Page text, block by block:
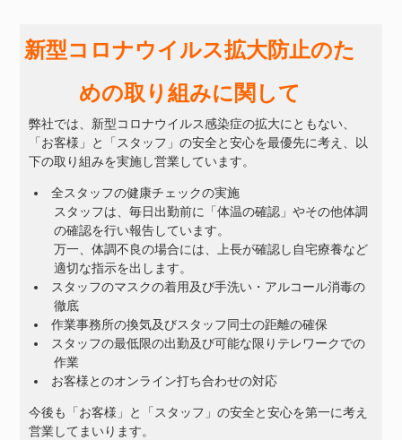
新型コロナウイルス拡大防止のた
めの取り組みに関して
弊社では、新型コロナウイルス感染症の拡大にともない、
「お客様」と「スタッフ」の安全と安心を最優先に考え、以
下の取り組みを実施し営業しています。
全スタッフの健康チェックの実施
スタッフは、毎日出勤前に「体温の確認」やその他体調
の確認を行い報告しています。
万一、体調不良の場合には、上長が確認し自宅療養など
適切な指示を出します。
スタッフのマスクの着用及び手洗い・アルコール消毒の
徹底
作業事務所の換気及びスタッフ同士の距離の確保
スタッフの最低限の出勤及び可能な限りテレワークでの
作業
お客様とのオンライン打ち合わせの対応
今後も「お客様」と「スタッフ」の安全と安心を第一に考え
営業してまいります。